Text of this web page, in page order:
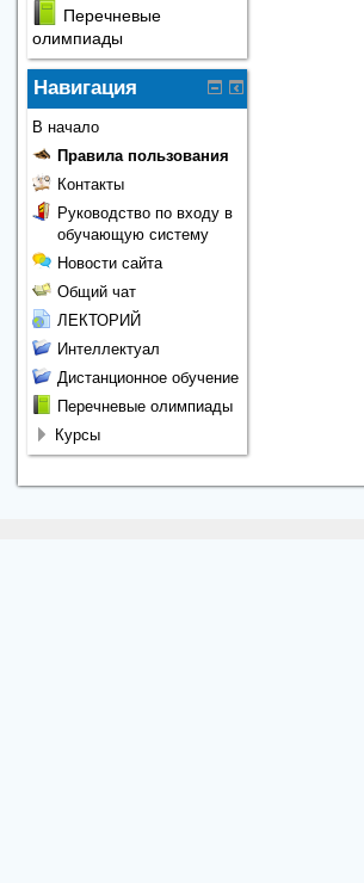
Перечневые
олимпиады
Навигация
В начало
Правила пользования
Контакты
Руководство по входу в
обучающую систему
Новости сайта
Общий чат
ЛЕКТОРИЙ
Интеллектуал
Дистанционное обучение
Перечневые олимпиады
Курсы